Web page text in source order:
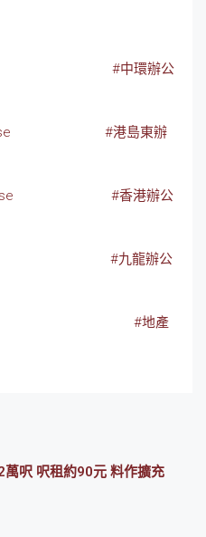
#中環辦公
#港島東辦
#香港辦公
#九龍辦公
#地產
呎 呎租約90元 料作擴充